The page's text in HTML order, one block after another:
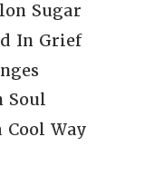
Sugar
In Grief
Soul
Way